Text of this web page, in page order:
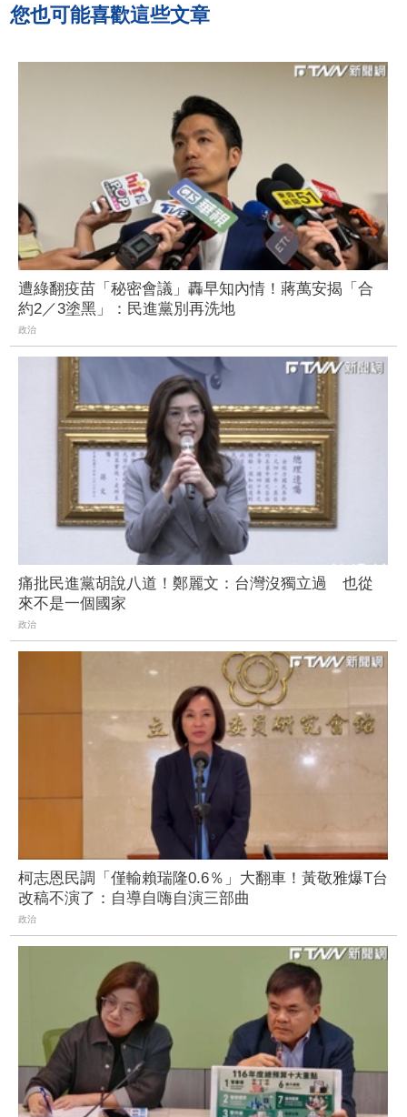
您也可能喜歡這些文章
遭綠翻疫苗「秘密會議」轟早知內情！蔣萬安揭「合
約2／3塗黑」：民進黨別再洗地
政治
痛批民進黨胡說八道！鄭麗文：台灣沒獨立過 也從
來不是一個國家
政治
柯志恩民調「僅輸賴瑞隆0.6％」大翻車！黃敬雅爆T台
改稿不演了：自導自嗨自演三部曲
政治